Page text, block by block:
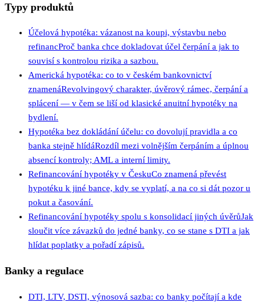
Typy produktů
Účelová hypotéka: vázanost na koupi, výstavbu nebo
refinancProč banka chce dokladovat účel čerpání a jak to
souvisí s kontrolou rizika a sazbou.
Americká hypotéka: co to v českém bankovnictví
znamenáRevolvingový charakter, úvěrový rámec, čerpání a
splácení — v čem se liší od klasické anuitní hypotéky na
bydlení.
Hypotéka bez dokládání účelu: co dovolují pravidla a co
banka stejně hlídáRozdíl mezi volnějším čerpáním a úplnou
absencí kontroly; AML a interní limity.
Refinancování hypotéky v ČeskuCo znamená převést
hypotéku k jiné bance, kdy se vyplatí, a na co si dát pozor u
pokut a časování.
Refinancování hypotéky spolu s konsolidací jiných úvěrůJak
sloučit více závazků do jedné banky, co se stane s DTI a jak
hlídat poplatky a pořadí zápisů.
Banky a regulace
DTI, LTV, DSTI, výnosová sazba: co banky počítají a kde